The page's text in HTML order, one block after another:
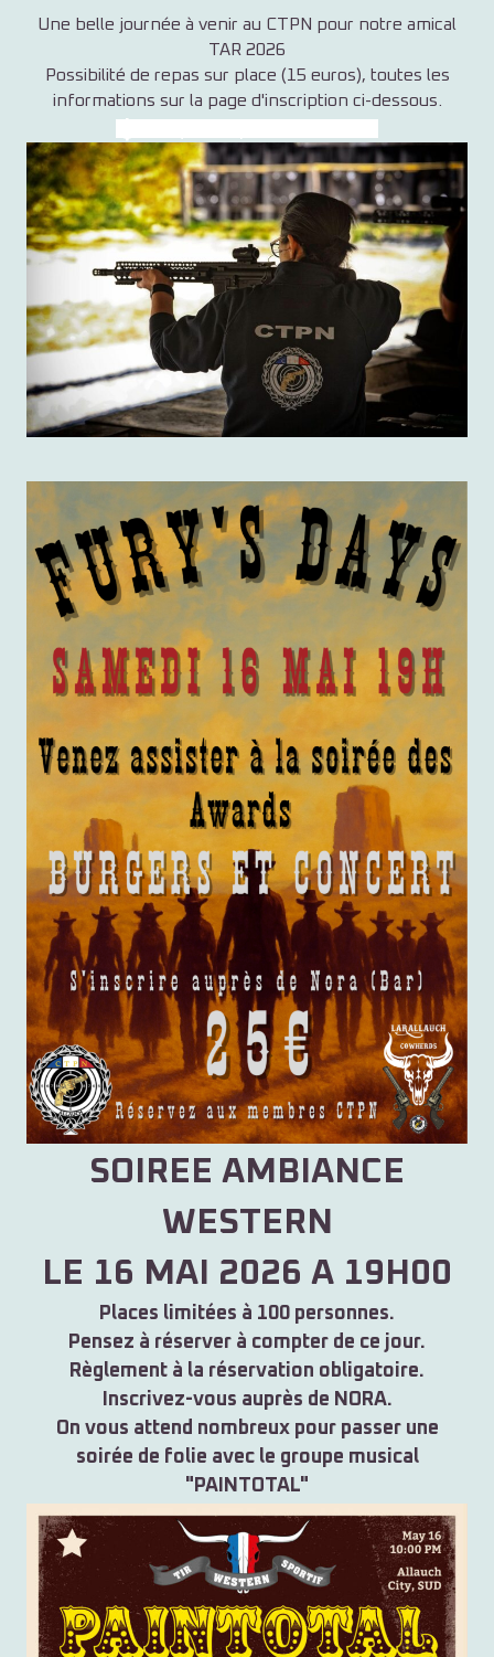
Une belle journée à venir au CTPN pour notre amical
TAR 2026
Possibilité de repas sur place (15 euros), toutes les
informations sur la page d'inscription ci-dessous.
SOIREE AMBIANCE
WESTERN
LE 16 MAI 2026 A 19H00
Places limitées à 100 personnes.
Pensez à réserver à compter de ce jour.
Règlement à la réservation obligatoire.
Inscrivez-vous auprès de NORA.
On vous attend nombreux pour passer une
soirée de folie avec le groupe musical
"PAINTOTAL"